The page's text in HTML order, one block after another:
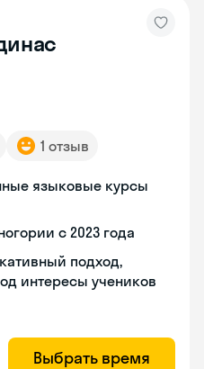
1 отзыв
языковые курсы
с 2023 года
подход,
интересы учеников
Выбрать время